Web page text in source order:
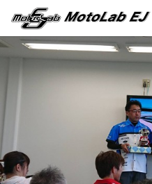
コ
ン
ツ
移
動